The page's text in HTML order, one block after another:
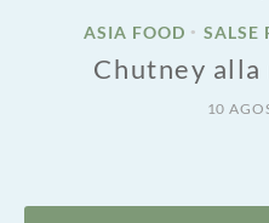
ASIA FOOD • SALSE
Chutney alla
10